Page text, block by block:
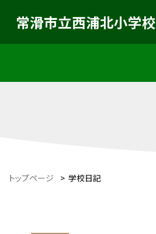
常滑市立西浦北小学校
トップページ > 学校日記